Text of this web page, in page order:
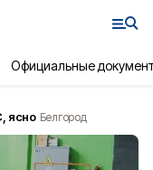
Официальные
ясно Белгород